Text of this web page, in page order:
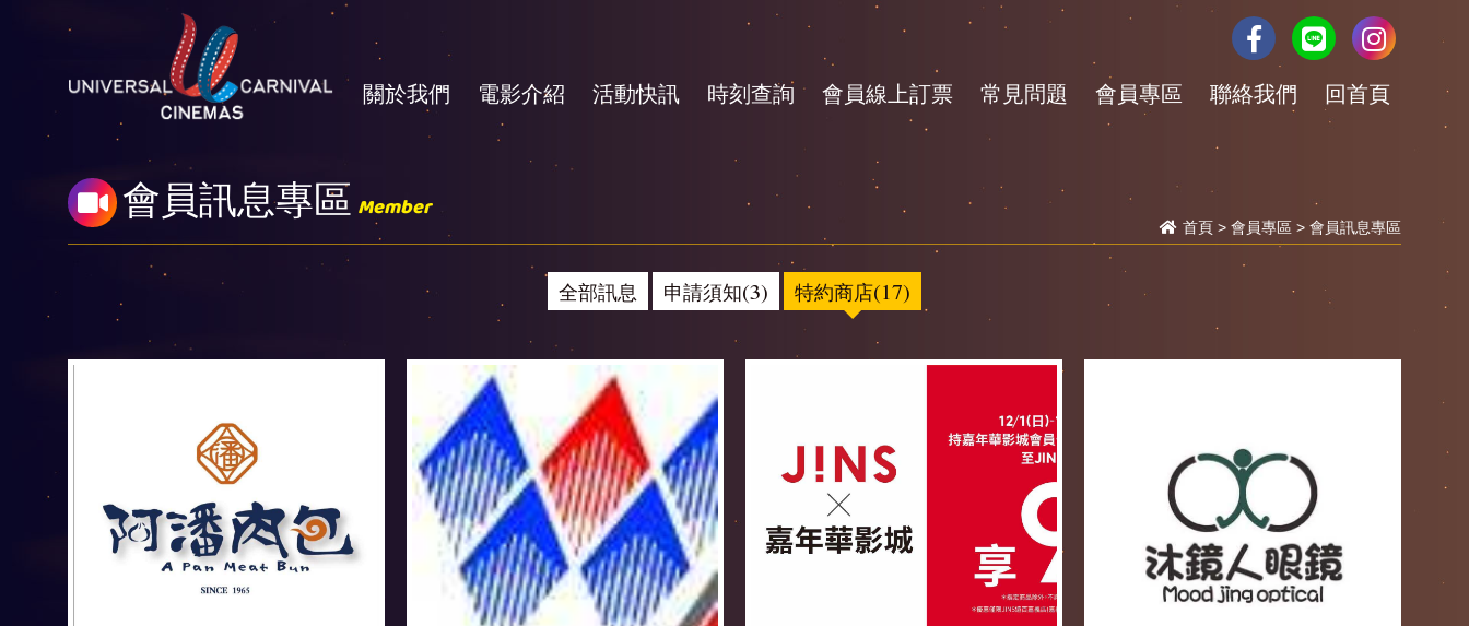
關於我們 電影介紹 活動快訊 時刻查詢 會員線上訂票 常見問題 會員專區 聯絡我們 回首頁
會員訊息專區 Member
首頁 > 會員專區 > 會員訊息專區
全部訊息 申請須知(3) 特約商店(17)